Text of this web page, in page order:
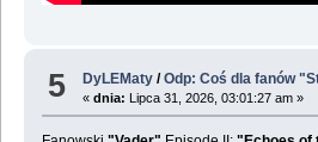
5 DyLEMaty /Odp: Coś dla fanów
«dnia: Lipca 31, 2026, 03:01:27 am »